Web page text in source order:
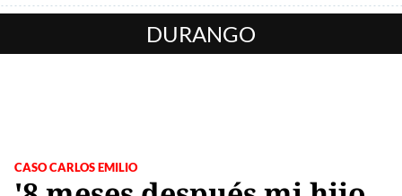
DURANGO
CASO CARLOS EMILIO